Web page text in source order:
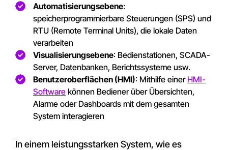
Automatisierungsebene:
speicherprogrammierbare Steuerungen (SPS) und
RTU (Remote Terminal Units), die lokale Daten
verarbeiten
Visualisierungsebene: Bedienstationen, SCADA-
Server, Datenbanken, Berichtssysteme usw.
Benutzeroberflächen (HMI): Mithilfe einer HMI-
Software können Bediener über Übersichten,
Alarme oder Dashboards mit dem gesamten
System interagieren
In einem leistungsstarken System, wie es